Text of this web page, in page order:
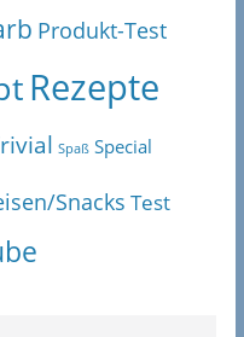
Produkt-Test
Rezepte
Spaß Special
Snacks Test